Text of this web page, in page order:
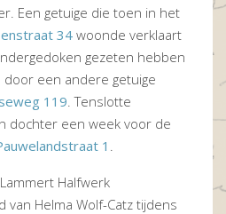
Een getuige die toen in het
34woonde verklaart
gezeten hebben
door een andere getuige
119. Tenslotte
dochter een week voor de
1 .
Halfwerk
van Helma Wolf-Catz tijdens